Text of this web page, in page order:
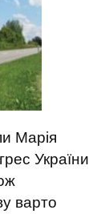
Марія
України
варто